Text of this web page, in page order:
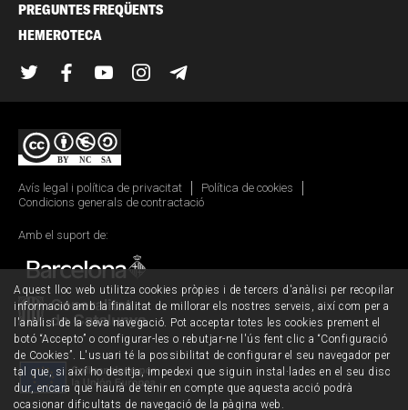
PREGUNTES FREQÜENTS
HEMEROTECA
TwitterFacebook
YouTubeInstagram
Avís legal i política de privacitat
Política de cookies
Condicions generals de contractació
Amb el suport de:
Aquest lloc web utilitza cookies pròpies i de tercers d'anàlisi per recopilar
informació amb la finalitat de millorar els nostres serveis, així com per a
l'anàlisi de la seva navegació. Pot acceptar totes les cookies prement el
botó “Accepto” o configurar-les o rebutjar-ne l'ús fent clic a “Configuració
de Cookies”. L'usuari té la possibilitat de configurar el seu navegador per
tal que, si així ho desitja, impedexi que siguin instal·lades en el seu disc
dur, encara que haurà de tenir en compte que aquesta acció podrà
ocasionar dificultats de navegació de la pàgina web.